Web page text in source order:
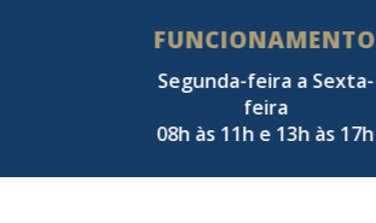
FUNCIONAMENTO
Segunda-feira a Sexta-
feira
08h às 11h e 13h às 17h